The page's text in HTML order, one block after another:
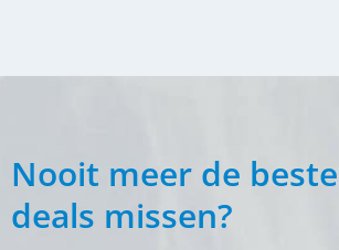
Nooit meer de
deals missen?